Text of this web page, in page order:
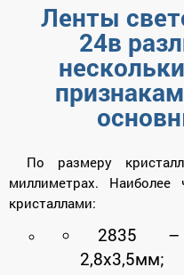
Ленты
24в
По размеру
миллиметрах.
кристаллами:
2835 –
2,8х3,5мм;